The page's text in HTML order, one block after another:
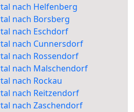
nach Helfenberg
nach Borsberg
nach Eschdorf
nach Cunnersdorf
nach Rossendorf
nach Malschendorf
nach Rockau
nach Reitzendorf
nach Zaschendorf